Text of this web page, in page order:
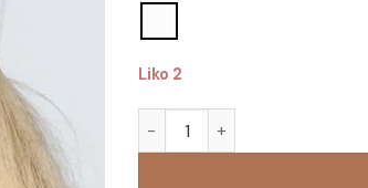
Liko 2